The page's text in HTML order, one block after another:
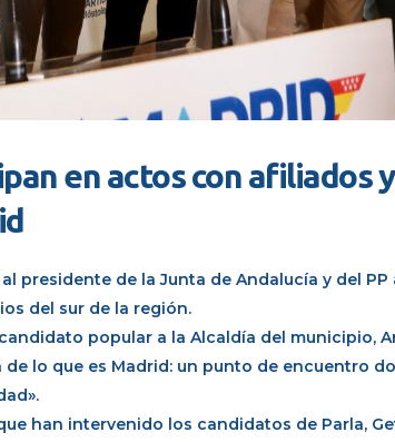
en actos con afiliados y
presidente de la Junta de Andalucía y del PP
del sur de la región.
popular a la Alcaldía del municipio,
lo que es Madrid: un punto de encuentro
han intervenido los candidatos de Parla,